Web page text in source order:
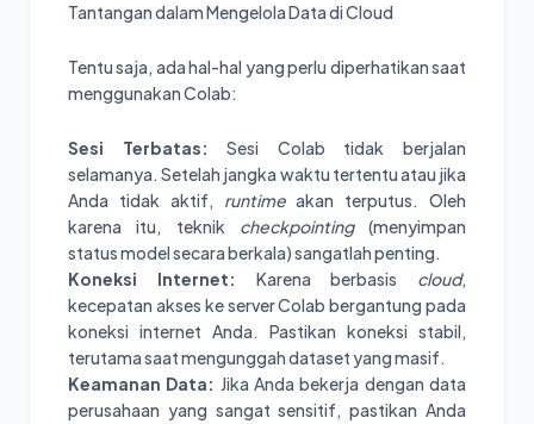
Tantangan dalam Mengelola Data di Cloud
Tentu saja, ada hal-hal yang perlu diperhatikan saat
menggunakan Colab:
Sesi Terbatas: Sesi Colab tidak berjalan
selamanya. Setelah jangka waktu tertentu atau jika
Anda tidak aktif, runtimeakan terputus. Oleh
karena itu, teknik checkpointing(menyimpan
status model secara berkala) sangatlah penting.
Koneksi Internet: Karena berbasis cloud,
kecepatan akses ke server Colab bergantung pada
koneksi internet Anda. Pastikan koneksi stabil,
terutama saat mengunggah dataset yang masif.
Keamanan Data: Jika Anda bekerja dengan data
perusahaan yang sangat sensitif, pastikan Anda